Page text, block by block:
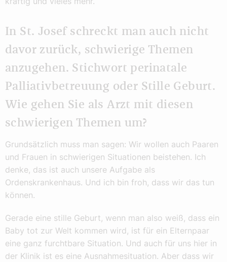
In St. Josef schreckt man auch nicht
davor zurück, schwierige Themen
anzugehen. Stichwort perinatale
Palliativbetreuung oder Stille Geburt.
Wie gehen Sie als Arzt mit diesen
schwierigen Themen um?
Grundsätzlich muss man sagen: Wir wollen auch Paaren
und Frauen in schwierigen Situationen beistehen. Ich
denke, das ist auch unsere Aufgabe als
Ordenskrankenhaus. Und ich bin froh, dass wir das tun
können.
Gerade eine stille Geburt, wenn man also weiß, dass ein
Baby tot zur Welt kommen wird, ist für ein Elternpaar
eine ganz furchtbare Situation. Und auch für uns hier in
der Klinik ist es eine Ausnahmesituation. Aber dass wir